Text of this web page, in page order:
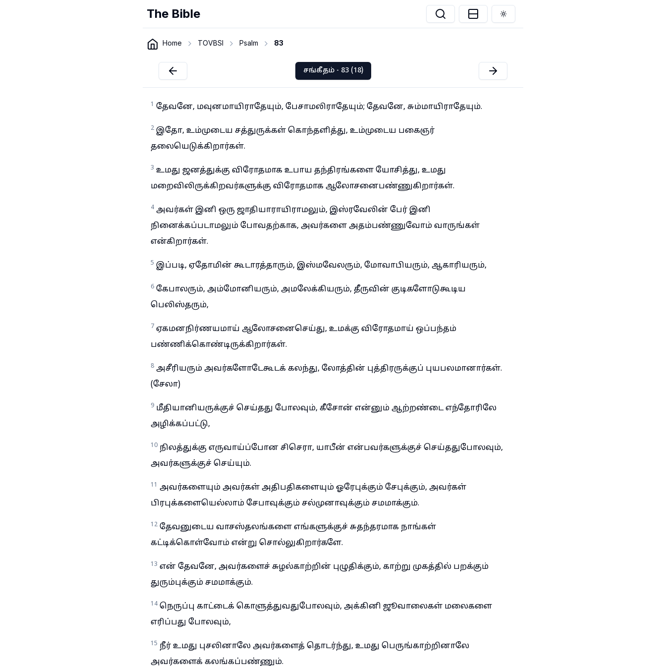
The Bible Toggle theme
Home TOVBSI Psalm 83
சங்கீதம் - 83 (18)
1 தேவனே, மவுனமாயிராதேயும், பேசாமலிராதேயும்; தேவனே, சும்மாயிராதேயும்.
2 இதோ, உம்முடைய சத்துருக்கள் கொந்தளித்து, உம்முடைய பகைஞர்
தலையெடுக்கிறார்கள்.
3 உமது ஜனத்துக்கு விரோதமாக உபாய தந்திரங்களை யோசித்து, உமது
மறைவிலிருக்கிறவர்களுக்கு விரோதமாக ஆலோசனைபண்ணுகிறார்கள்.
4 அவர்கள் இனி ஒரு ஜாதியாராயிராமலும், இஸ்ரவேலின் பேர் இனி
நினைக்கப்படாமலும் போவதற்காக, அவர்களை அதம்பண்ணுவோம் வாருங்கள்
என்கிறார்கள்.
5 இப்படி, ஏதோமின் கூடாரத்தாரும், இஸ்மவேலரும், மோவாபியரும், ஆகாரியரும்,
6 கேபாலரும், அம்மோனியரும், அமலேக்கியரும், தீருவின் குடிகளோடுகூடிய
பெலிஸ்தரும்,
7 ஏகமனநிர்ணயமாய் ஆலோசனைசெய்து, உமக்கு விரோதமாய் ஒப்பந்தம்
பண்ணிக்கொண்டிருக்கிறார்கள்.
8 அசீரியரும் அவர்களோடேகூடக் கலந்து, லோத்தின் புத்திரருக்குப் புயபலமானார்கள்.
(சேலா)
9 மீதியானியருக்குச் செய்தது போலவும், கீசோன் என்னும் ஆற்றண்டை எந்தோரிலே
அழிக்கப்பட்டு,
10 நிலத்துக்கு எருவாய்ப்போன சிசெரா, யாபீன் என்பவர்களுக்குச் செய்ததுபோலவும்,
அவர்களுக்குச் செய்யும்.
11 அவர்களையும் அவர்கள் அதிபதிகளையும் ஓரேபுக்கும் சேபுக்கும், அவர்கள்
பிரபுக்களையெல்லாம் சேபாவுக்கும் சல்முனாவுக்கும் சமமாக்கும்.
12 தேவனுடைய வாசஸ்தலங்களை எங்களுக்குச் சுதந்தரமாக நாங்கள்
கட்டிக்கொள்வோம் என்று சொல்லுகிறார்களே.
13 என் தேவனே, அவர்களைச் சுழல்காற்றின் புழுதிக்கும், காற்று முகத்தில் பறக்கும்
துரும்புக்கும் சமமாக்கும்.
14 நெருப்பு காட்டைக் கொளுத்துவதுபோலவும், அக்கினி ஜூவாலைகள் மலைகளை
எரிப்பது போலவும்,
15 நீர் உமது புசலினாலே அவர்களைத் தொடர்ந்து, உமது பெருங்காற்றினாலே
அவர்களைக் கலங்கப்பண்ணும்.